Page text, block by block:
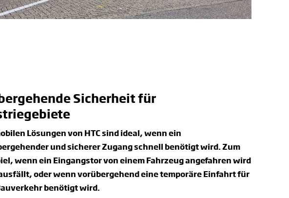
Sicherheit für
Lösungen von HTC sind ideal, wenn ein
und sicherer Zugang schnell benötigt wird. Zum
wenn ein Eingangstor von einem Fahrzeug angefahren wird
oder wenn vorübergehend eine temporäre Einfahrt für
benötigt wird.